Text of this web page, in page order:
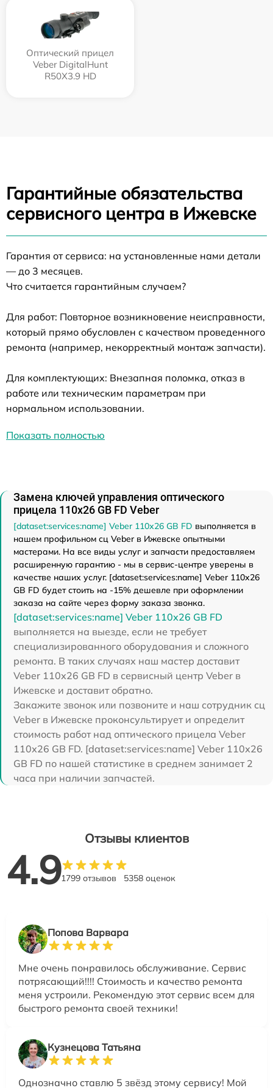
Оптический прицел
Veber DigitalHunt
R50X3.9 HD
Гарантийные обязательства
сервисного центра в Ижевске
Гарантия от сервиса: на установленные нами детали
— до 3 месяцев.
Что считается гарантийным случаем?
Для работ: Повторное возникновение неисправности,
который прямо обусловлен с качеством проведенного
ремонта (например, некорректный монтаж запчасти).
Для комплектующих: Внезапная поломка, отказ в
работе или техническим параметрам при
нормальном использовании.
Показать полностью
Замена ключей управления оптического
прицела 110х26 GB FD Veber
[dataset:services:name] Veber 110х26 GB FD выполняется в
нашем профильном сц Veber в Ижевске опытными
мастерами. На все виды услуг и запчасти предоставляем
расширенную гарантию - мы в сервис-центре уверены в
качестве наших услуг. [dataset:services:name] Veber 110х26
GB FD будет стоить на -15% дешевле при оформлении
заказа на сайте через форму заказа звонка.
[dataset:services:name] Veber 110х26 GB FD
выполняется на выезде, если не требует
специализированного оборудования и сложного
ремонта. В таких случаях наш мастер доставит
Veber 110х26 GB FD в сервисный центр Veber в
Ижевске и доставит обратно.
Закажите звонок или позвоните и наш сотрудник сц
Veber в Ижевске проконсультирует и определит
стоимость работ над оптического прицела Veber
110х26 GB FD. [dataset:services:name] Veber 110х26
GB FD по нашей статистике в среднем занимает 2
часа при наличии запчастей.
Отзывы клиентов
4.91799 отзывов 5358 оценок
Попова Варвара
Мне очень понравилось обслуживание. Сервис
потрясающий!!!! Стоимость и качество ремонта
меня устроили. Рекомендую этот сервис всем для
быстрого ремонта своей техники!
Кузнецова Татьяна
Однозначно ставлю 5 звёзд этому сервису! Мой